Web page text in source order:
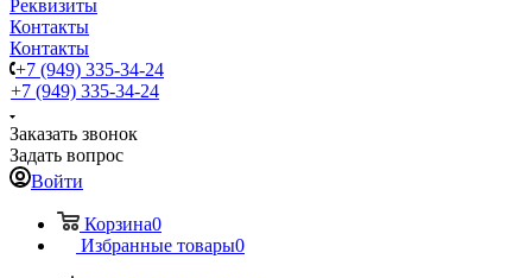
Реквизиты
Контакты
Контакты
+7 (949) 335-34-24
+7 (949) 335-34-24
Заказать звонок
Задать вопрос
Войти
Корзина0
Избранные товары0